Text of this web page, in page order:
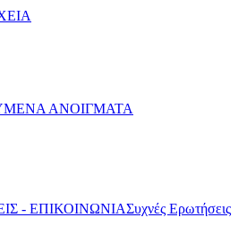
ΑΝΟΙΓΜΑΤΑ
- ΕΠΙΚΟΙΝΩΝΙΑΣυχνές Ερωτήσεις